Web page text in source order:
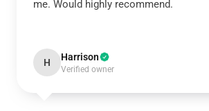
me. Would highly recommend.
H Harrison
Verified owner